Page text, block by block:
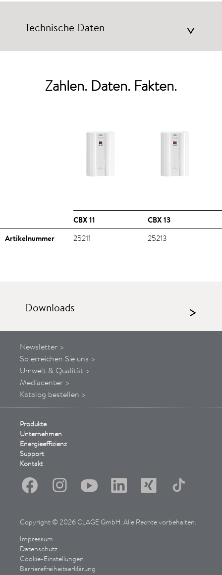
Technische Daten >
Zahlen. Daten. Fakten.
CBX 11
CBX 13
Artikelnummer
25211 25213
Downloads >
Newsletter >
So erreichen Sie uns >
Umwelt & Qualität >
Mediacenter >
Katalog bestellen >
Produkte
Unternehmen
Energieeffizienz
Support
Kontakt
Copyright © 2026 CLAGE GmbH. Alle Rechte vorbehalten.
Impressum
Datenschutz
Cookie-Einstellungen
Barrierefreiheitserklärung